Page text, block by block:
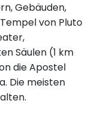
Gebäuden,
von Pluto
Säulen (1 km
die Apostel
Die meisten